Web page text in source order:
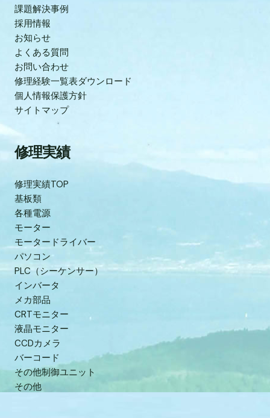
課題解決事例
採用情報
お知らせ
よくある質問
お問い合わせ
修理経験一覧表ダウンロード
個人情報保護方針
サイトマップ
修理実績
修理実績TOP
基板類
各種電源
モーター
モータードライバー
パソコン
PLC（シーケンサー）
インバータ
メカ部品
CRTモニター
液晶モニター
CCDカメラ
バーコード
その他制御ユニット
その他